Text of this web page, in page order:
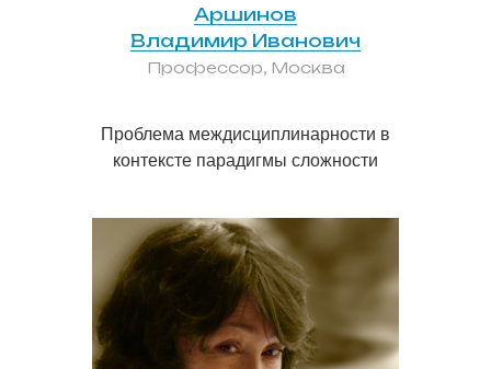
Аршинов
Владимир Иванович
Профессор, Москва
Проблема междисциплинарности в
контексте парадигмы сложности